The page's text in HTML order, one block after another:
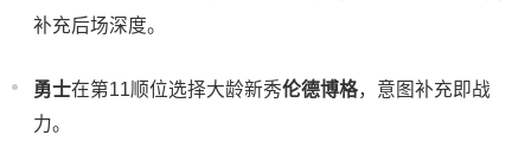
补充后场深度。
勇士在第11顺位选择大龄新秀伦德博格，意图补充即战
力。